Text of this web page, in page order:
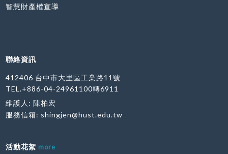
智慧財產權宣導
聯絡資訊
412406 台中市大里區工業路11號
TEL.+886-04-24961100轉6911
維護人: 陳柏宏
服務信箱: shingjen@hust.edu.tw
活動花絮 more